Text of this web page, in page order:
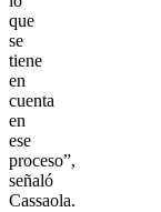
que
se
tiene
en
cuenta
en
ese
proceso”,
señaló
Cassaola.